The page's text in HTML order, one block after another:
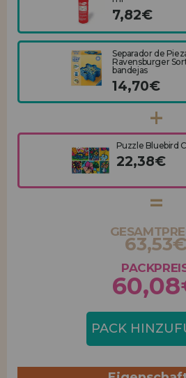
7,82€
Separador de
Ravensburger
bandejas
14,70€
Puzzle Bluebird
22,38€
63,53€
PACK